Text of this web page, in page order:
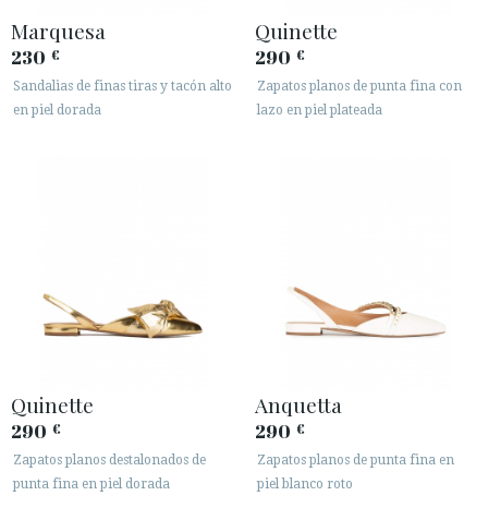
Marquesa
230 €
Sandalias de finas tiras y tacón alto
en piel dorada
Quinette
290 €
Zapatos planos de punta fina con
lazo en piel plateada
Quinette
290 €
Zapatos planos destalonados de
punta fina en piel dorada
Anquetta
290 €
Zapatos planos de punta fina en
piel blanco roto